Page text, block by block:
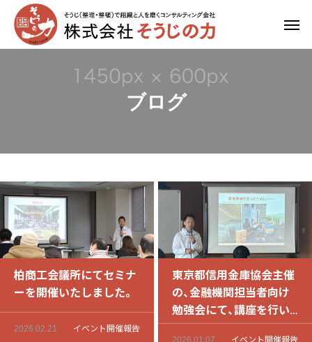
ブログ
柏商工会議所にてセミナ
ーを開催いたしました。
2026.02.21 イベント開催報告
東京都信用金庫協会主催
の、金融機関担当者向け
勉強会にて、講座を行い
ました。
2026.01.07 イベント開催報告